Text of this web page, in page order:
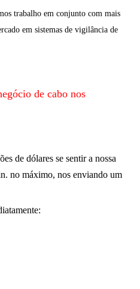
trabalho em conjunto com mais
em sistemas de vigilância de
de cabo nos
de dólares se sentir a nossa
no máximo, nos enviando um